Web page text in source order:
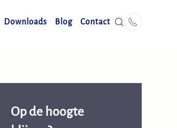
Downloads Blog Contact
Op de hoogte